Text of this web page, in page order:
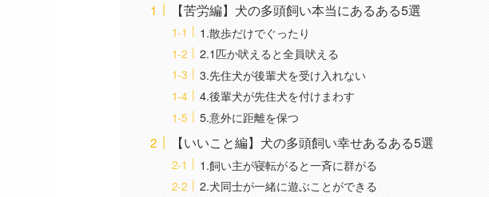
【苦労編】犬の多頭飼い本当にあるある5選
1.散歩だけでぐったり
2.1匹か吠えると全員吠える
3.先住犬が後輩犬を受け入れない
4.後輩犬が先住犬を付けまわす
5.意外に距離を保つ
【いいこと編】犬の多頭飼い幸せあるある5選
1.飼い主が寝転がると一斉に群がる
2.犬同士が一緒に遊ぶことができる